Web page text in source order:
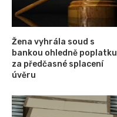
Žena vyhrála soud s
bankou ohledně poplatku
za předčasné splacení
úvěru